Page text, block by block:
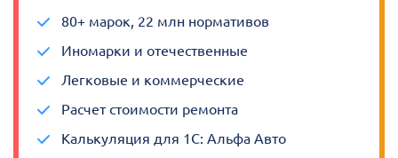
80+ марок, 22 млн нормативов
Иномарки и отечественные
Легковые и коммерческие
Расчет стоимости ремонта
Калькуляция для 1С: Альфа Авто